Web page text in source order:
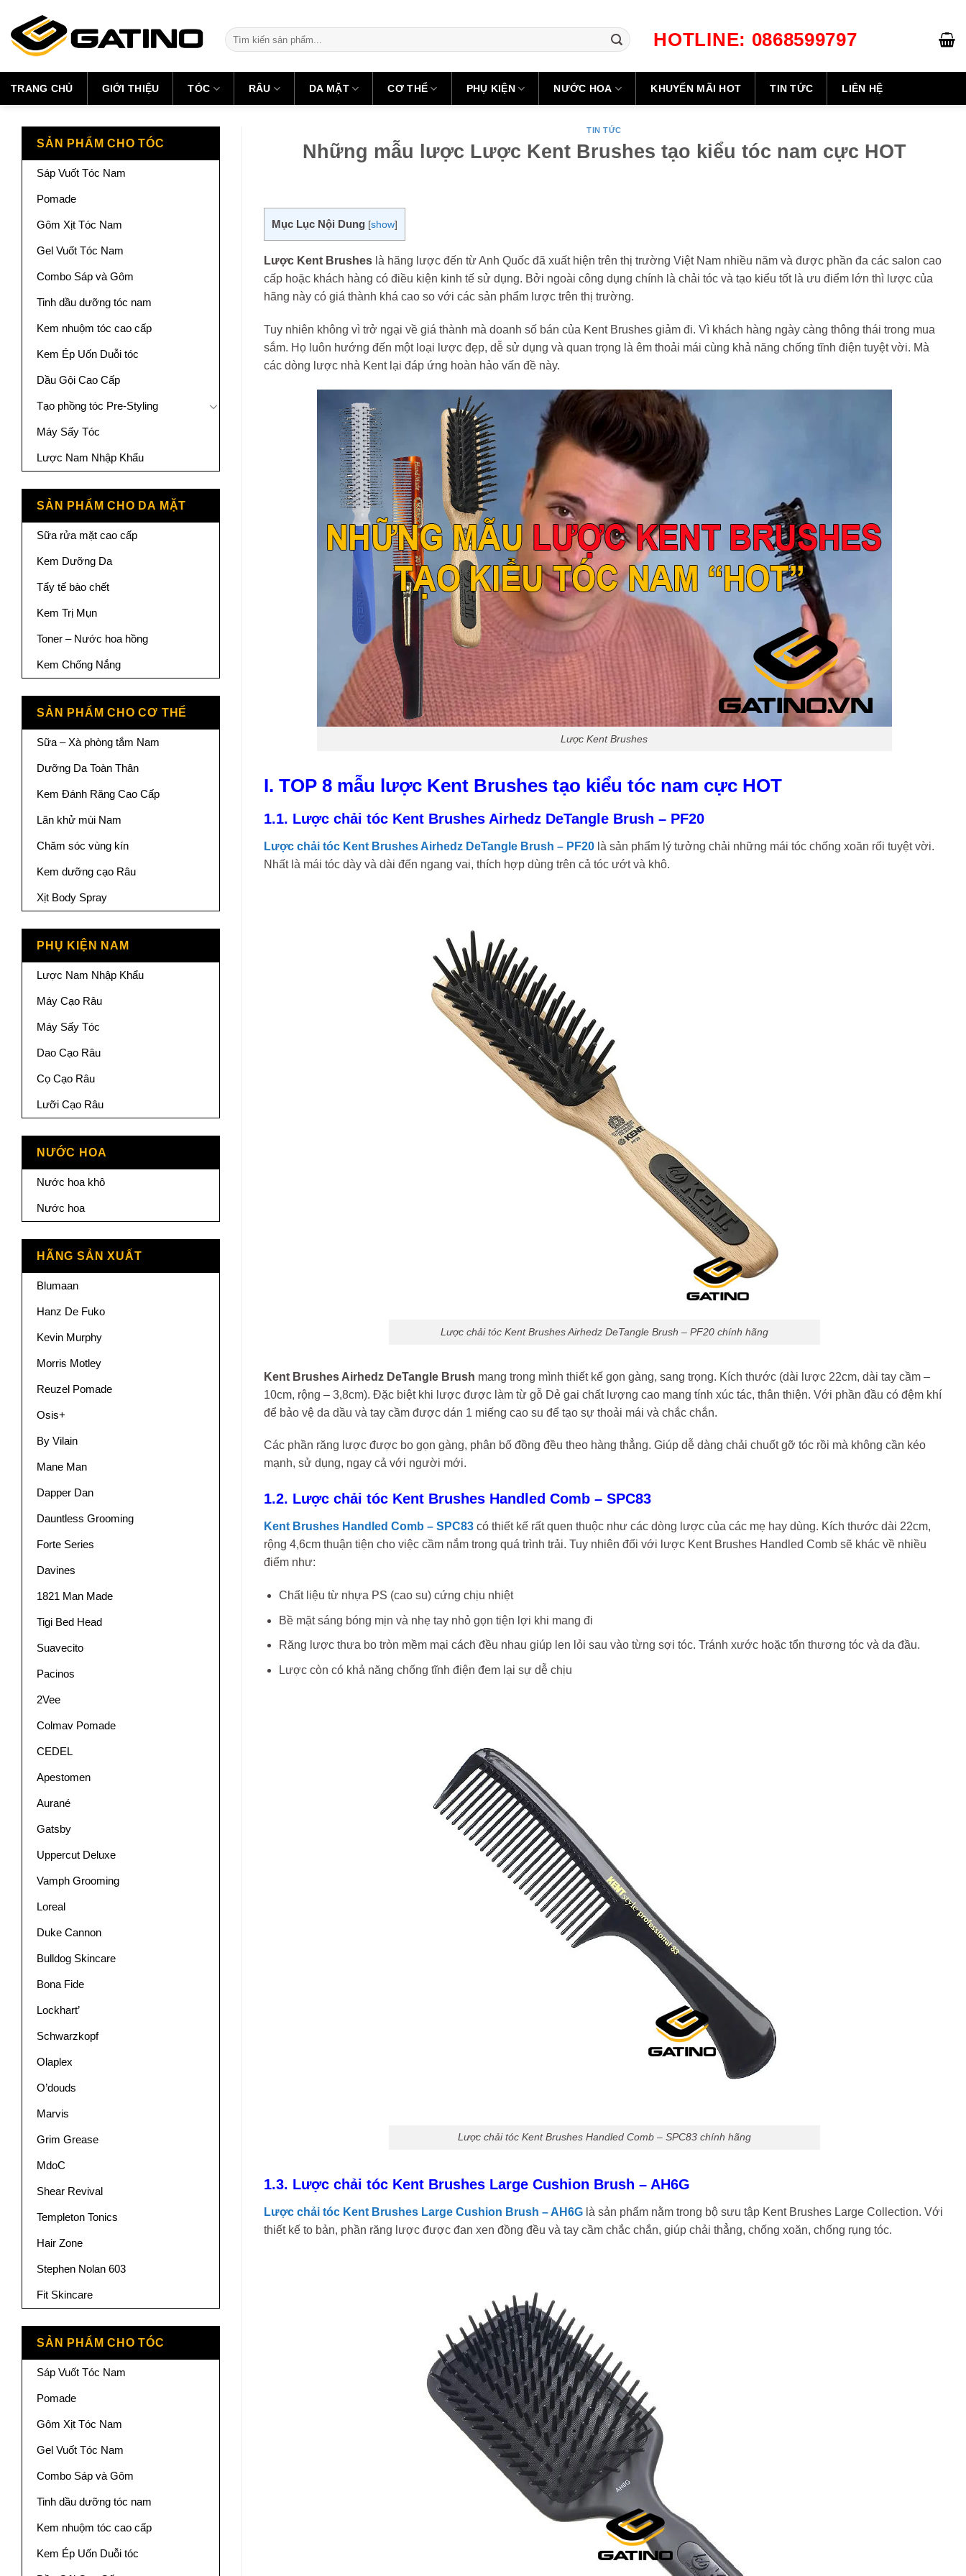
content
Tìm
kiếm:
HOTLINE: 0868599797
TRANG CHỦ GIỚI THIỆU TÓC RÂU DA MẶT CƠ THỂ PHỤ KIỆN NƯỚC HOA KHUYẾN MÃI HOT TIN TỨC LIÊN HỆ
SẢN PHẨM CHO TÓC
Sáp Vuốt Tóc Nam
Pomade
Gôm Xịt Tóc Nam
Gel Vuốt Tóc Nam
Combo Sáp và Gôm
Tinh dầu dưỡng tóc nam
Kem nhuộm tóc cao cấp
Kem Ép Uốn Duỗi tóc
Dầu Gội Cao Cấp
Tạo phồng tóc Pre-Styling
Máy Sấy Tóc
Lược Nam Nhập Khẩu
SẢN PHẨM CHO DA MẶT
Sữa rửa mặt cao cấp
Kem Dưỡng Da
Tẩy tế bào chết
Kem Trị Mụn
Toner – Nước hoa hồng
Kem Chống Nắng
SẢN PHẨM CHO CƠ THỂ
Sữa – Xà phòng tắm Nam
Dưỡng Da Toàn Thân
Kem Đánh Răng Cao Cấp
Lăn khử mùi Nam
Chăm sóc vùng kín
Kem dưỡng cạo Râu
Xịt Body Spray
PHỤ KIỆN NAM
Lược Nam Nhập Khẩu
Máy Cạo Râu
Máy Sấy Tóc
Dao Cạo Râu
Cọ Cạo Râu
Lưỡi Cạo Râu
NƯỚC HOA
Nước hoa khô
Nước hoa
HÃNG SẢN XUẤT
Blumaan
Hanz De Fuko
Kevin Murphy
Morris Motley
Reuzel Pomade
Osis+
By Vilain
Mane Man
Dapper Dan
Dauntless Grooming
Forte Series
Davines
1821 Man Made
Tigi Bed Head
Suavecito
Pacinos
2Vee
Colmav Pomade
CEDEL
Apestomen
Aurané
Gatsby
Uppercut Deluxe
Vamph Grooming
Loreal
Duke Cannon
Bulldog Skincare
Bona Fide
Lockhart’
Schwarzkopf
Olaplex
O’douds
Marvis
Grim Grease
MdoC
Shear Revival
Templeton Tonics
Hair Zone
Stephen Nolan 603
Fit Skincare
SẢN PHẨM CHO TÓC
Sáp Vuốt Tóc Nam
Pomade
Gôm Xịt Tóc Nam
Gel Vuốt Tóc Nam
Combo Sáp và Gôm
Tinh dầu dưỡng tóc nam
Kem nhuộm tóc cao cấp
Kem Ép Uốn Duỗi tóc
TIN TỨC
Những mẫu lược Lược Kent Brushes tạo kiểu tóc nam cực HOT
Mục Lục Nội Dung [show]
Lược Kent Brushes là hãng lược đến từ Anh Quốc đã xuất hiện trên thị trường Việt Nam nhiều năm và được phần đa các salon cao
cấp hoặc khách hàng có điều kiện kinh tế sử dụng. Bởi ngoài công dụng chính là chải tóc và tạo kiểu tốt là ưu điểm lớn thì lược của
hãng này có giá thành khá cao so với các sản phẩm lược trên thị trường.
Tuy nhiên không vì trở ngại về giá thành mà doanh số bán của Kent Brushes giảm đi. Vì khách hàng ngày càng thông thái trong mua
sắm. Họ luôn hướng đến một loại lược đẹp, dễ sử dụng và quan trọng là êm thoải mái cùng khả năng chống tĩnh điện tuyệt vời. Mà
các dòng lược nhà Kent lại đáp ứng hoàn hảo vấn đề này.
Lược Kent Brushes
I. TOP 8 mẫu lược Kent Brushes tạo kiểu tóc nam cực HOT
1.1. Lược chải tóc Kent Brushes Airhedz DeTangle Brush – PF20
Lược chải tóc Kent Brushes Airhedz DeTangle Brush – PF20 là sản phẩm lý tưởng chải những mái tóc chống xoăn rối tuyệt vời.
Nhất là mái tóc dày và dài đến ngang vai, thích hợp dùng trên cả tóc ướt và khô.
Lược chải tóc Kent Brushes Airhedz DeTangle Brush – PF20 chính hãng
Kent Brushes Airhedz DeTangle Brush mang trong mình thiết kế gọn gàng, sang trọng. Kích thước (dài lược 22cm, dài tay cầm –
10cm, rộng – 3,8cm). Đặc biệt khi lược được làm từ gỗ Dẻ gai chất lượng cao mang tính xúc tác, thân thiện. Với phần đầu có đệm khí
để bảo vệ da dầu và tay cầm được dán 1 miếng cao su để tạo sự thoải mái và chắc chắn.
Các phần răng lược được bo gọn gàng, phân bố đồng đều theo hàng thẳng. Giúp dễ dàng chải chuốt gỡ tóc rồi mà không cần kéo
mạnh, sử dụng, ngay cả với người mới.
1.2. Lược chải tóc Kent Brushes Handled Comb – SPC83
Kent Brushes Handled Comb – SPC83 có thiết kế rất quen thuộc như các dòng lược của các mẹ hay dùng. Kích thước dài 22cm,
rộng 4,6cm thuận tiện cho việc cầm nắm trong quá trình trải. Tuy nhiên đối với lược Kent Brushes Handled Comb sẽ khác về nhiều
điểm như:
Chất liệu từ nhựa PS (cao su) cứng chịu nhiệt
Bề mặt sáng bóng mịn và nhẹ tay nhỏ gọn tiện lợi khi mang đi
Răng lược thưa bo tròn mềm mại cách đều nhau giúp len lỏi sau vào từng sợi tóc. Tránh xước hoặc tổn thương tóc và da đầu.
Lược còn có khả năng chống tĩnh điện đem lại sự dễ chịu
Lược chải tóc Kent Brushes Handled Comb – SPC83 chính hãng
1.3. Lược chải tóc Kent Brushes Large Cushion Brush – AH6G
Lược chải tóc Kent Brushes Large Cushion Brush – AH6G là sản phẩm nằm trong bộ sưu tập Kent Brushes Large Collection. Với
thiết kế to bản, phần răng lược được đan xen đồng đều và tay cầm chắc chắn, giúp chải thẳng, chống xoăn, chống rụng tóc.